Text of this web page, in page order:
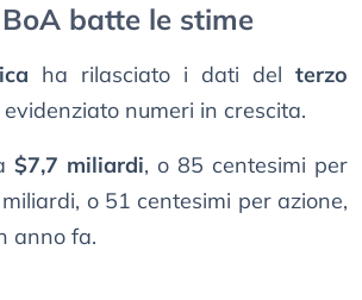
batte le stime
ha rilasciato i dati del terzo
numeri in crescita.
$7,7 miliardi, o 85 centesimi per
o 51 centesimi per azione,
anno fa.